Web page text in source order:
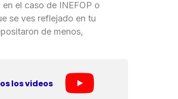
el caso de INEFOP o
se ves reflejado en tu
de menos,
los videos